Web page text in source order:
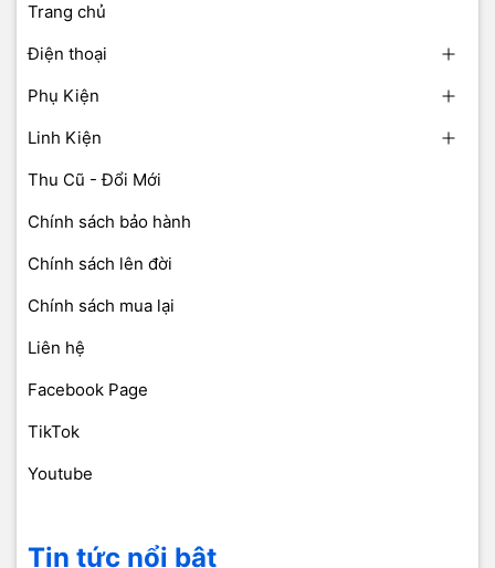
Trang chủ
Điện thoại
Phụ Kiện
Linh Kiện
Thu Cũ - Đổi Mới
Chính sách bảo hành
Chính sách lên đời
Chính sách mua lại
Liên hệ
Facebook Page
TikTok
Youtube
Tin tức nổi bật